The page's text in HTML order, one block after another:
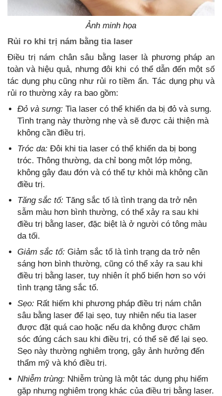
Ảnh minh họa
Rủi ro khi trị nám bằng tia laser
Điều trị nám chân sâu bằng laser là phương pháp an
toàn và hiệu quả, nhưng đôi khi có thể dẫn đến một số
tác dụng phụ cũng như rủi ro tiềm ẩn. Tác dụng phụ và
rủi ro thường xảy ra bao gồm:
Đỏ và sưng: Tia laser có thể khiến da bị đỏ và sưng.
Tình trạng này thường nhẹ và sẽ được cải thiện mà
không cần điều trị.
Tróc da: Đôi khi tia laser có thể khiến da bị bong
tróc. Thông thường, da chỉ bong một lớp mỏng,
không gây đau đớn và có thể tự khỏi mà không cần
điều trị.
Tăng sắc tố: Tăng sắc tố là tình trạng da trở nên
sẫm màu hơn bình thường, có thể xảy ra sau khi
điều trị bằng laser, đặc biệt là ở người có tông màu
da tối.
Giảm sắc tố: Giảm sắc tố là tình trạng da trở nên
sáng hơn bình thường, cũng có thể xảy ra sau khi
điều trị bằng laser, tuy nhiên ít phổ biến hơn so với
tình trạng tăng sắc tố.
Sẹo: Rất hiếm khi phương pháp điều trị nám chân
sâu bằng laser để lại sẹo, tuy nhiên nếu tia laser
được đặt quá cao hoặc nếu da không được chăm
sóc đúng cách sau khi điều trị, có thể sẽ để lại sẹo.
Sẹo này thường nghiêm trọng, gây ảnh hưởng đến
thẩm mỹ và khó điều trị.
Nhiễm trùng: Nhiễm trùng là một tác dụng phụ hiếm
gặp nhưng nghiêm trọng khác của điều trị bằng laser.